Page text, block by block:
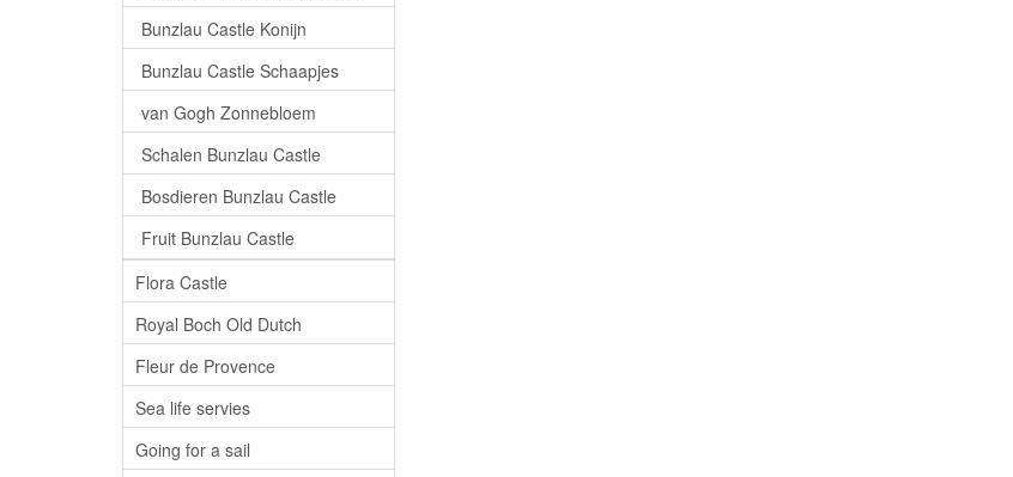
Bunzlau Castle Konijn
Bunzlau Castle Schaapjes
van Gogh Zonnebloem
Schalen Bunzlau Castle
Bosdieren Bunzlau Castle
Fruit Bunzlau Castle
Flora Castle
Royal Boch Old Dutch
Fleur de Provence
Sea life servies
Going for a sail